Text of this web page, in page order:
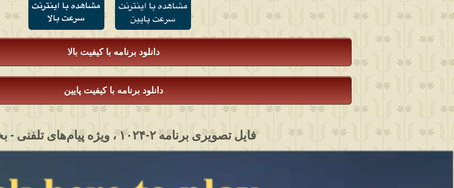
دانلود برنامه با کیفیت بالا
دانلود برنامه با کیفیت پایین
فایل تصویری برنامه ۲-۱۰۲۴ ، ویژه پیام‌های تلفنی - بخش ۳